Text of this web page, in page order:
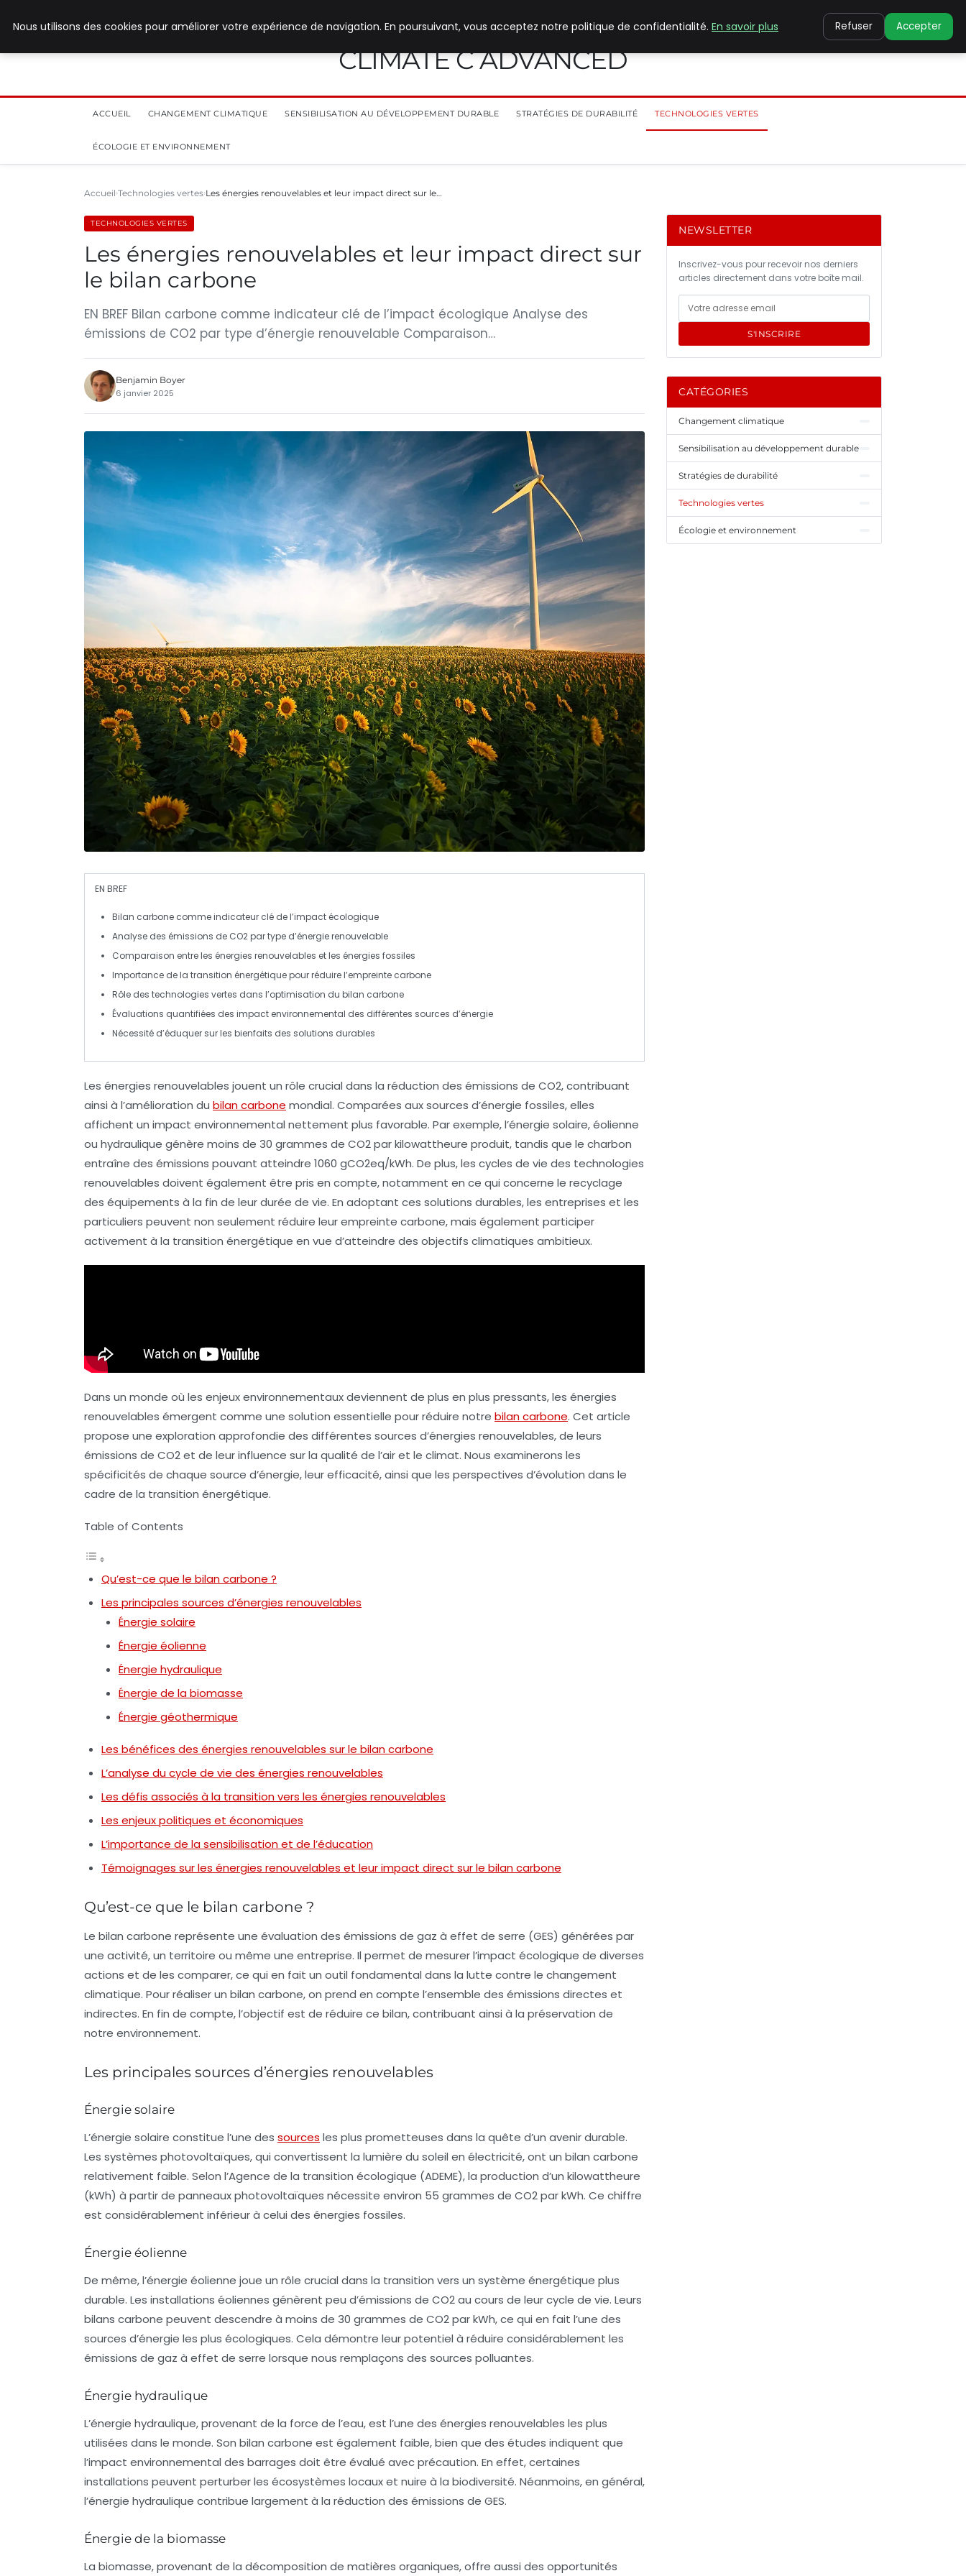
CLIMATE C ADVANCED
ACCUEIL CHANGEMENT CLIMATIQUE SENSIBILISATION AU DÉVELOPPEMENT DURABLE STRATÉGIES DE DURABILITÉ TECHNOLOGIES VERTES
ÉCOLOGIE ET ENVIRONNEMENT
Accueil Technologies vertes Les énergies renouvelables et leur impact direct sur le…
TECHNOLOGIES VERTES
Les énergies renouvelables et leur impact direct sur
le bilan carbone
EN BREF Bilan carbone comme indicateur clé de l’impact écologique Analyse des
émissions de CO2 par type d’énergie renouvelable Comparaison…
Benjamin Boyer
6 janvier 2025
EN BREF
Bilan carbone comme indicateur clé de l’impact écologique
Analyse des émissions de CO2par type d’énergie renouvelable
Comparaison entre les énergies renouvelables et les énergies fossiles
Importance de la transition énergétiquepour réduire l’empreinte carbone
Rôle des technologies vertes dans l’optimisation du bilan carbone
Évaluations quantifiées des impact environnemental des différentes sources d’énergie
Nécessité d’éduquer sur les bienfaits des solutions durables
Les énergies renouvelables jouent un rôle crucial dans la réduction des émissions de CO2, contribuant
ainsi à l’amélioration du bilan carbone mondial. Comparées aux sources d’énergie fossiles, elles
affichent un impact environnemental nettement plus favorable. Par exemple, l’énergie solaire, éolienne
ou hydraulique génère moins de 30 grammes de CO2 par kilowattheure produit, tandis que le charbon
entraîne des émissions pouvant atteindre 1060 gCO2eq/kWh. De plus, les cycles de vie des technologies
renouvelables doivent également être pris en compte, notamment en ce qui concerne le recyclage
des équipements à la fin de leur durée de vie. En adoptant ces solutions durables, les entreprises et les
particuliers peuvent non seulement réduire leur empreinte carbone, mais également participer
activement à la transition énergétique en vue d’atteindre des objectifs climatiques ambitieux.
Dans un monde où les enjeux environnementaux deviennent de plus en plus pressants, les énergies
renouvelables émergent comme une solution essentielle pour réduire notre bilan carbone. Cet article
propose une exploration approfondie des différentes sources d’énergies renouvelables, de leurs
émissions de CO2 et de leur influence sur la qualité de l’air et le climat. Nous examinerons les
spécificités de chaque source d’énergie, leur efficacité, ainsi que les perspectives d’évolution dans le
cadre de la transition énergétique.
Table of Contents
Qu’est-ce que le bilan carbone ?
Les principales sources d’énergies renouvelables
Énergie solaire
Énergie éolienne
Énergie hydraulique
Énergie de la biomasse
Énergie géothermique
Les bénéfices des énergies renouvelables sur le bilan carbone
L’analyse du cycle de vie des énergies renouvelables
Les défis associés à la transition vers les énergies renouvelables
Les enjeux politiques et économiques
L’importance de la sensibilisation et de l’éducation
Témoignages sur les énergies renouvelables et leur impact direct sur le bilan carbone
Qu’est-ce que le bilan carbone ?
Le bilan carbone représente une évaluation des émissions de gaz à effet de serre (GES) générées par
une activité, un territoire ou même une entreprise. Il permet de mesurer l’impact écologique de diverses
actions et de les comparer, ce qui en fait un outil fondamental dans la lutte contre le changement
climatique. Pour réaliser un bilan carbone, on prend en compte l’ensemble des émissions directes et
indirectes. En fin de compte, l’objectif est de réduire ce bilan, contribuant ainsi à la préservation de
notre environnement.
Les principales sources d’énergies renouvelables
Énergie solaire
L’énergie solaire constitue l’une des sources les plus prometteuses dans la quête d’un avenir durable.
Les systèmes photovoltaïques, qui convertissent la lumière du soleil en électricité, ont un bilan carbone
relativement faible. Selon l’Agence de la transition écologique (ADEME), la production d’un kilowattheure
(kWh) à partir de panneaux photovoltaïques nécessite environ 55 grammes de CO2 par kWh. Ce chiffre
est considérablement inférieur à celui des énergies fossiles.
Énergie éolienne
De même, l’énergie éolienne joue un rôle crucial dans la transition vers un système énergétique plus
durable. Les installations éoliennes génèrent peu d’émissions de CO2 au cours de leur cycle de vie. Leurs
bilans carbone peuvent descendre à moins de 30 grammes de CO2 par kWh, ce qui en fait l’une des
sources d’énergie les plus écologiques. Cela démontre leur potentiel à réduire considérablement les
émissions de gaz à effet de serre lorsque nous remplaçons des sources polluantes.
Énergie hydraulique
L’énergie hydraulique, provenant de la force de l’eau, est l’une des énergies renouvelables les plus
utilisées dans le monde. Son bilan carbone est également faible, bien que des études indiquent que
l’impact environnemental des barrages doit être évalué avec précaution. En effet, certaines
installations peuvent perturber les écosystèmes locaux et nuire à la biodiversité. Néanmoins, en général,
l’énergie hydraulique contribue largement à la réduction des émissions de GES.
Énergie de la biomasse
La biomasse, provenant de la décomposition de matières organiques, offre aussi des opportunités
NEWSLETTER
Inscrivez-vous pour recevoir nos derniers
articles directement dans votre boîte mail.
S'INSCRIRE
CATÉGORIES
Changement climatique
Sensibilisation au développement durable
Stratégies de durabilité
Technologies vertes
Écologie et environnement
Nous utilisons des cookies pour améliorer votre expérience de navigation. En poursuivant, vous acceptez notre politique de confidentialité. En savoir plus Refuser Accepter